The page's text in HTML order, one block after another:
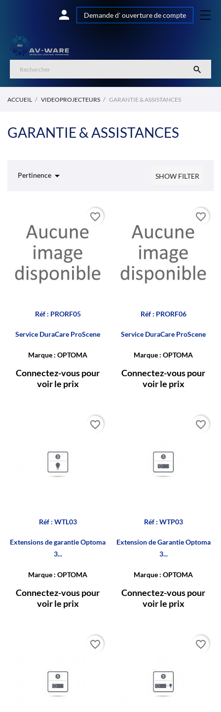
 Demande d' ouverture de compte

ACCUEIL VIDEOPROJECTEURS GARANTIE & ASSISTANCES
GARANTIE & ASSISTANCES
Pertinence  SHOW FILTER
Réf : PRORF05
Service DuraCare ProScene
Marque : OPTOMA
Connectez-vous pour
voir le prix
favorite_border
Réf : PRORF06
Service DuraCare ProScene
Marque : OPTOMA
Connectez-vous pour
voir le prix
favorite_border
Réf : WTL03
Extensions de garantie Optoma
3...
Marque : OPTOMA
Connectez-vous pour
voir le prix
favorite_border
Réf : WTP03
Extension de Garantie Optoma
3...
Marque : OPTOMA
Connectez-vous pour
voir le prix
favorite_border
favorite_border favorite_border